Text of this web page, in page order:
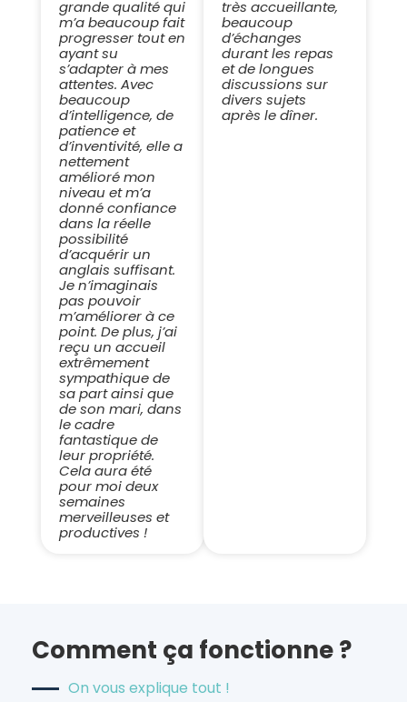
grande qualité qui
m’a beaucoup fait
progresser tout en
ayant su
s’adapter à mes
attentes. Avec
beaucoup
d’intelligence, de
patience et
d’inventivité, elle a
nettement
amélioré mon
niveau et m’a
donné confiance
dans la réelle
possibilité
d’acquérir un
anglais suffisant.
Je n’imaginais
pas pouvoir
m’améliorer à ce
point. De plus, j’ai
reçu un accueil
extrêmement
sympathique de
sa part ainsi que
de son mari, dans
le cadre
fantastique de
leur propriété.
Cela aura été
pour moi deux
semaines
merveilleuses et
productives !
très accueillante,
beaucoup
d’échanges
durant les repas
et de longues
discussions sur
divers sujets
après le dîner.
Comment ça fonctionne ?
On vous explique tout !